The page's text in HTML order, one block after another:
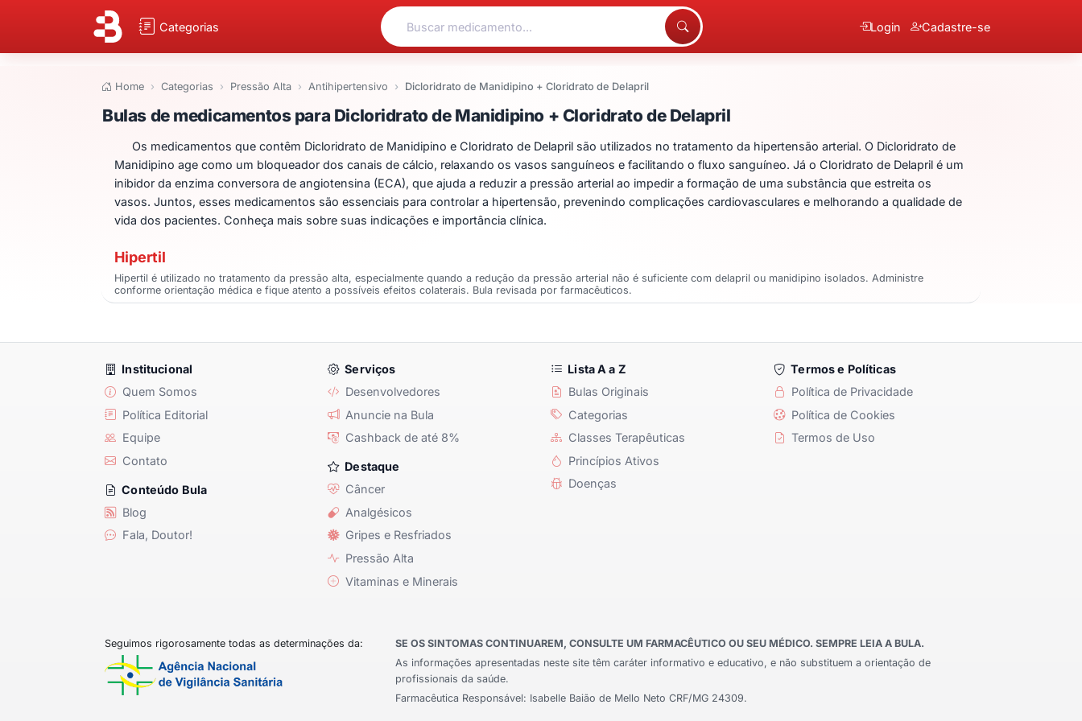
Categorias Login Cadastre-se
Home Categorias Pressão Alta Antihipertensivo Dicloridrato de Manidipino + Cloridrato de Delapril
Bulas de medicamentos para Dicloridrato de Manidipino + Cloridrato
Bulas de medicamentos para Dicloridrato de Manidipino + Cloridrato de Delapril
Os medicamentos que contêm Dicloridrato de Manidipino e Cloridrato de Delapril são utilizados no tratamento da hipertensão arterial. O Dicloridrato de
Manidipino age como um bloqueador dos canais de cálcio, relaxando os vasos sanguíneos e facilitando o fluxo sanguíneo. Já o Cloridrato de Delapril é um
inibidor da enzima conversora de angiotensina (ECA), que ajuda a reduzir a pressão arterial ao impedir a formação de uma substância que estreita os
vasos. Juntos, esses medicamentos são essenciais para controlar a hipertensão, prevenindo complicações cardiovasculares e melhorando a qualidade de
vida dos pacientes. Conheça mais sobre suas indicações e importância clínica.
Hipertil
Hipertil é utilizado no tratamento da pressão alta, especialmente quando a redução da pressão arterial não é suficiente com delapril ou manidipino isolados. Administre
conforme orientação médica e fique atento a possíveis efeitos colaterais. Bula revisada por farmacêuticos.
Institucional
Quem Somos
Política Editorial
Equipe
Contato
Conteúdo Bula
Blog
Fala, Doutor!
Serviços
Desenvolvedores
Anuncie na Bula
Cashback de até 8%
Destaque
Câncer
Analgésicos
Gripes e Resfriados
Pressão Alta
Vitaminas e Minerais
Lista A a Z
Bulas Originais
Categorias
Classes Terapêuticas
Princípios Ativos
Doenças
Termos e Políticas
Política de Privacidade
Política de Cookies
Termos de Uso
Seguimos rigorosamente todas as determinações da:
SE OS SINTOMAS CONTINUAREM, CONSULTE UM FARMACÊUTICO OU SEU MÉDICO. SEMPRE LEIA A BULA.
As informações apresentadas neste site têm caráter informativo e educativo, e não substituem a orientação de
profissionais da saúde.
Farmacêutica Responsável: Isabelle Baião de Mello Neto CRF/MG 24309.